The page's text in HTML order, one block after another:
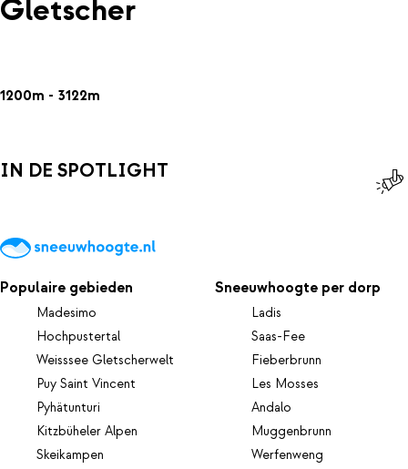
Gletscher
1200m - 3122m
IN DE SPOTLIGHT
Populaire gebieden
Madesimo
Hochpustertal
Weisssee Gletscherwelt
Puy Saint Vincent
Pyhätunturi
Kitzbüheler Alpen
Skeikampen
Sneeuwhoogte per dorp
Ladis
Saas-Fee
Fieberbrunn
Les Mosses
Andalo
Muggenbrunn
Werfenweng